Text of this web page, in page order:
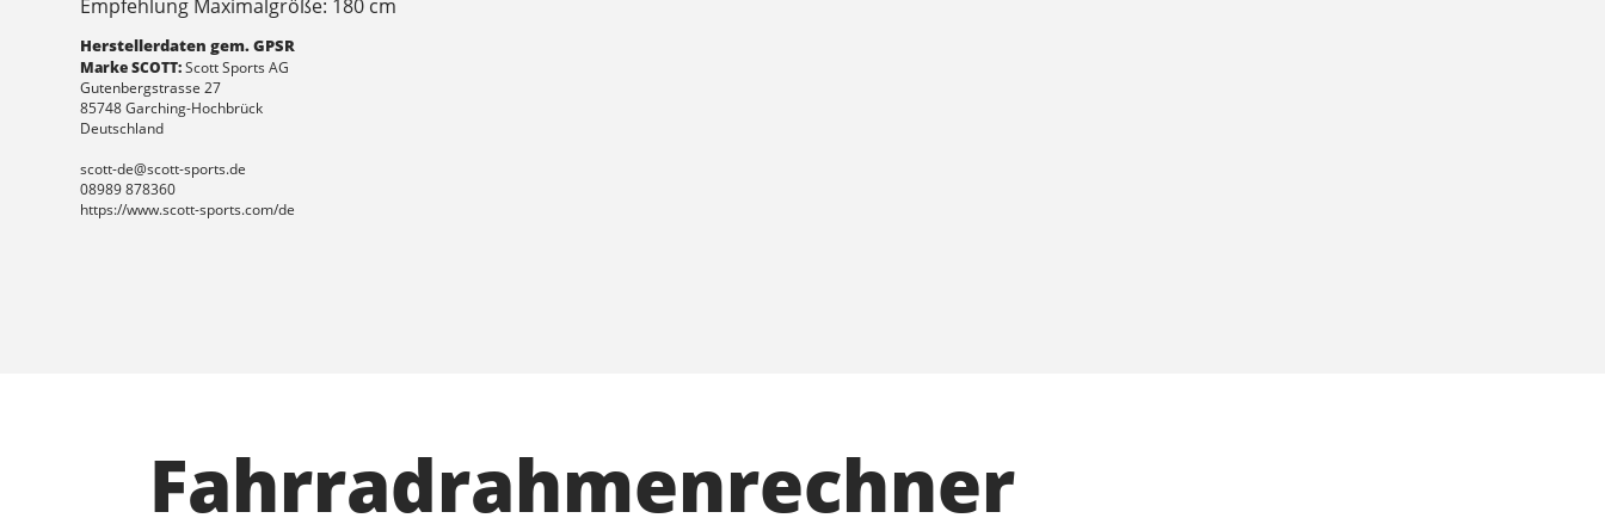
Empfehlung Maximalgröße: 180 cm
Herstellerdaten gem. GPSR
Marke SCOTT:Scott Sports AG
Gutenbergstrasse 27
85748 Garching-Hochbrück
Deutschland
scott-de@scott-sports.de
08989 878360
https://www.scott-sports.com/de
Fahrradrahmenrechner